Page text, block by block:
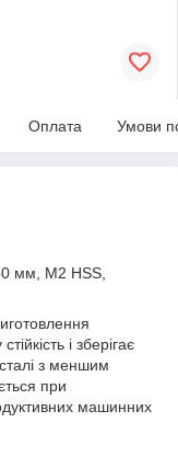
Оплата Умови
мм, M2 HSS,
і зберігає
з меншим
при
машинних